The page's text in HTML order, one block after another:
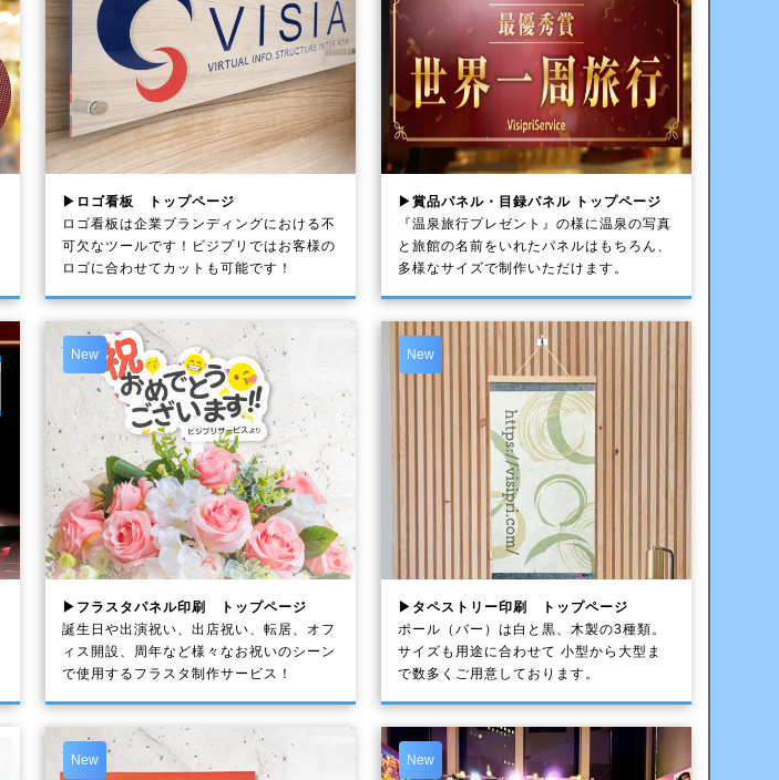
▶ロゴ看板 トップページ
ロゴ看板は企業ブランディングにおける不
可欠なツールです！ビジプリではお客様の
ロゴに合わせてカットも可能です！
▶賞品パネル・目録パネル トップページ
『温泉旅行プレゼント』の様に温泉の写真
と旅館の名前をいれたパネルはもちろん、
多様なサイズで制作いただけます。
New
▶フラスタパネル印刷 トップページ
誕生日や出演祝い、出店祝い、転居、オフ
ィス開設、周年など様々なお祝いのシーン
で使用するフラスタ制作サービス！
New
▶タペストリー印刷 トップページ
ポール（バー）は白と黒、木製の3種類。
サイズも用途に合わせて 小型から大型ま
で数多くご用意しております。
New New